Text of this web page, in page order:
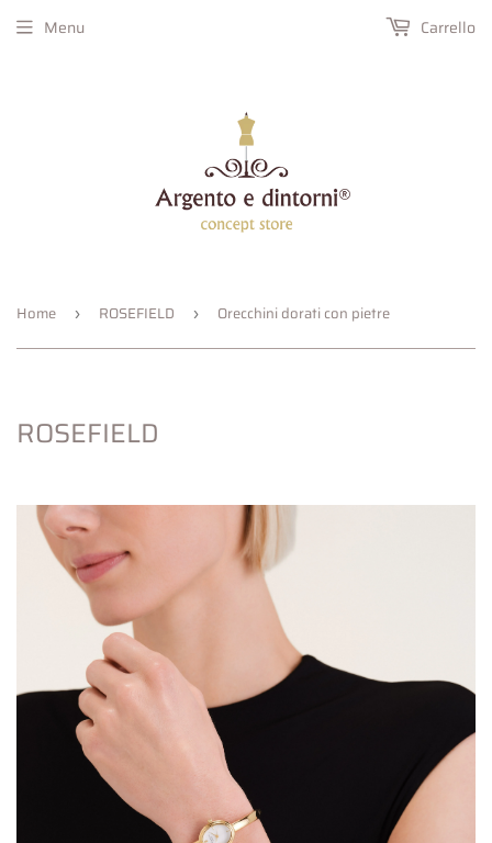
Menu Carrello
Home › ROSEFIELD › Orecchini dorati con pietre
ROSEFIELD